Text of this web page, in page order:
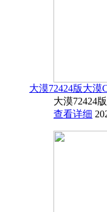
大漠72424版大漠
大漠72424
查看详细